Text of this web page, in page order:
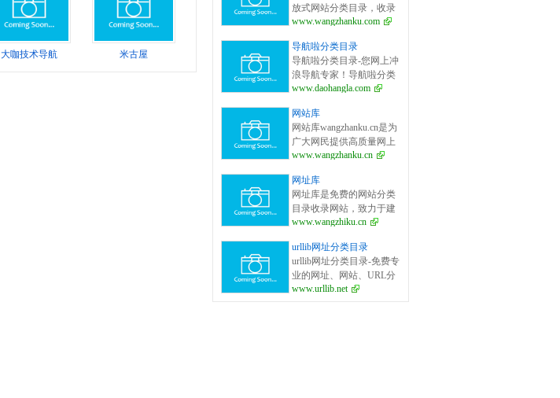
大咖技术导航 米古屋
放式网站分类目录，收录
国内外、各行业优秀网
面的网站分类目录检索、
优秀网站参考、网站推广
服务、网站黄页、网上娱
乐冲浪导航网站。
www.wangzhanku.com
导航啦分类目录
导航啦分类目录-您网上冲
浪导航专家！导航啦分类
目录－专业提供为广大站
目录平台，收集国内外、
各行业优秀正规网站,全人
工编辑收录，为百度、谷
歌、有道、搜狗、必应等
搜索引擎提供索引参考, 同
时也是站长推广网站值得
信任选择的平台。
www.daohangla.com
网站库
网站库wangzhanku.cn是为
广大网民提供高质量网上
娱乐冲浪导航网站，汇聚
学习等网站让广大网民轻
松畅游互联网，同时面向
广大互联网站长提供免费
的网址收录、免费网站收
录、免费外链平台。
www.wangzhanku.cn
网址库
网址库是免费的网站分类
目录收录网站，致力于建
立全面的网址库平台：免
国内外各行业优秀的网站
网址,让你轻松畅游互联
网，找到您想要的网站、
信息资源；加入网址库让
www.wangzhiku.cn
urllib网址分类目录
urllib网址分类目录-免费专
业的网址、网站、URL分
类目录_提交网址、网站、
www.urllib.net